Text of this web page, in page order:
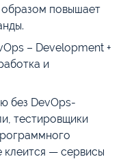
повышает
– Development +
и
без DevOps-
тестировщики
клеится — сервисы